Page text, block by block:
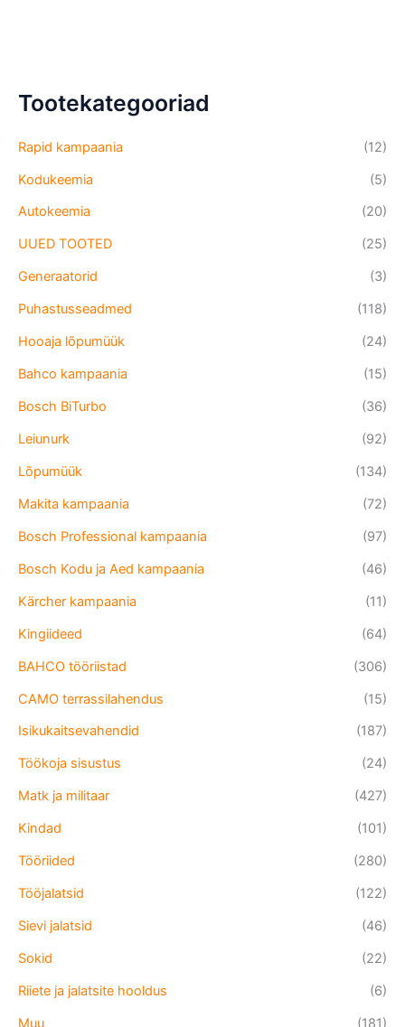
Tootekategooriad
Rapid kampaania
(12)
Kodukeemia
(5)
Autokeemia
(20)
UUED TOOTED
(25)
Generaatorid
(3)
Puhastusseadmed
(118)
Hooaja lõpumüük
(24)
Bahco kampaania
(15)
Bosch BiTurbo
(36)
Leiunurk
(92)
Lõpumüük
(134)
Makita kampaania
(72)
Bosch Professional kampaania
(97)
Bosch Kodu ja Aed kampaania
(46)
Kärcher kampaania
(11)
Kingiideed
(64)
BAHCO tööriistad
(306)
CAMO terrassilahendus
(15)
Isikukaitsevahendid
(187)
Töökoja sisustus
(24)
Matk ja militaar
(427)
Kindad
(101)
Tööriided
(280)
Tööjalatsid
(122)
Sievi jalatsid
(46)
Sokid
(22)
Riiete ja jalatsite hooldus
(6)
Muu
(181)